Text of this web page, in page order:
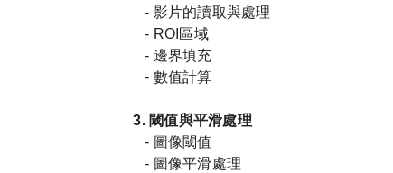
- 影片的讀取與處理
- ROI 區域
- 邊界填充
- 數值計算
3. 閾值與平滑處理
- 圖像閾值
- 圖像平滑處理